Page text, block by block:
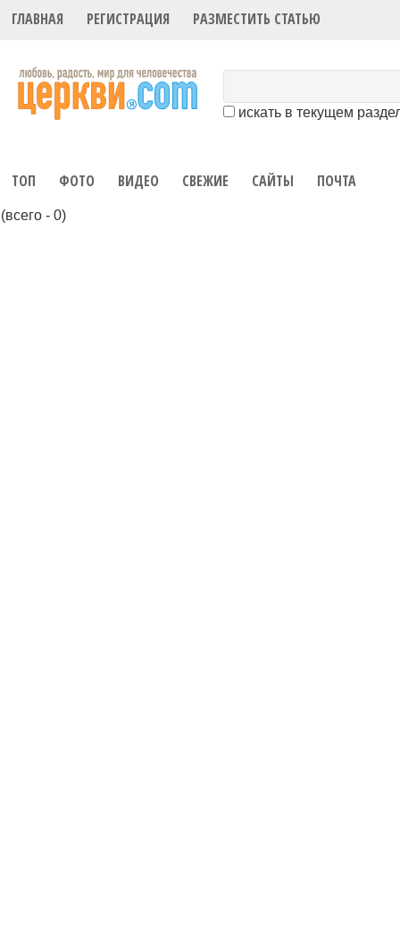
ГЛАВНАЯ РЕГИСТРАЦИЯ РАЗМЕСТИТЬ СТАТЬЮ
искать в текущем
ТОП ФОТО ВИДЕО СВЕЖИЕ САЙТЫ ПОЧТА
(всего - 0)